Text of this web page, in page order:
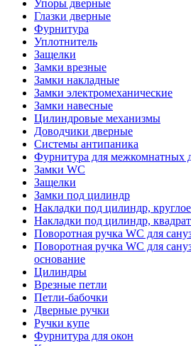
Упоры дверные
Глазки дверные
Фурнитура
Уплотнитель
Защелки
Замки врезные
Замки накладные
Замки электромеханические
Замки навесные
Цилиндровые механизмы
Доводчики дверные
Системы антипаника
Фурнитура для межкомнатных
Замки WC
Защелки
Замки под цилиндр
Накладки под цилиндр,
Накладки под цилиндр,
Поворотная ручка WC для
Поворотная ручка WC для
основание
Цилиндры
Врезные петли
Петли-бабочки
Дверные ручки
Ручки купе
Фурнитура для окон